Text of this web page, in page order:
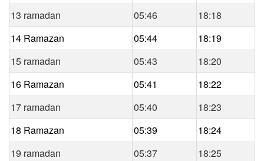
13 ramadan
05:46
18:18
14 Ramazan
05:44
18:19
15 ramadan
05:43
18:20
16 Ramazan
05:41
18:22
17 ramadan
05:40
18:23
18 Ramazan
05:39
18:24
19 ramadan
05:37
18:25